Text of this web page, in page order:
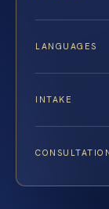
LANGUAGES
INTAKE